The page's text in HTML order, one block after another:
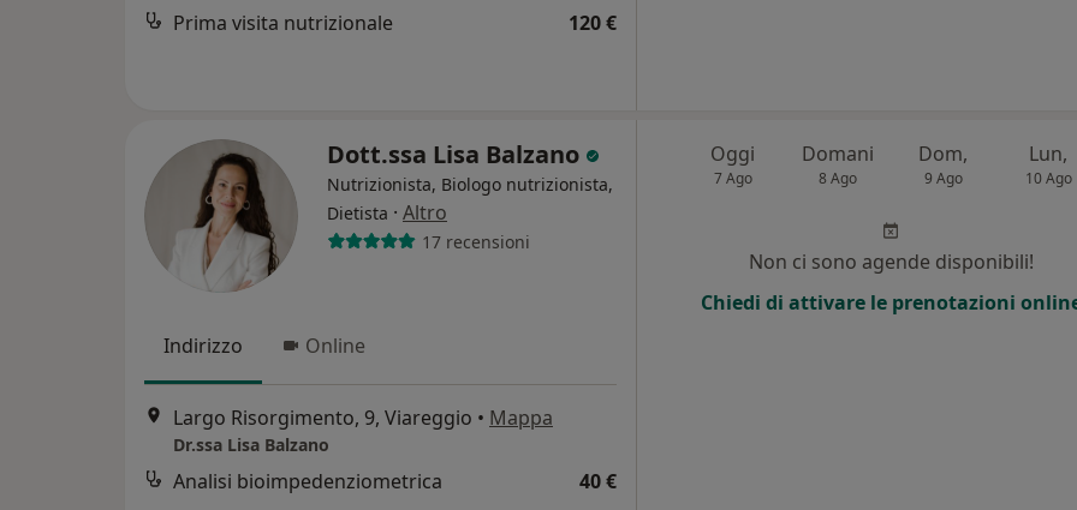
Prima visita nutrizionale 120 €
Dott.ssa Lisa Balzano
Nutrizionista, Biologo nutrizionista,
Dietista · Altro
17 recensioni
Indirizzo Online
Largo Risorgimento, 9, Viareggio • Mappa
Dr.ssa Lisa Balzano
Analisi bioimpedenziometrica 40 €
Oggi
7 Ago
Domani
8 Ago
Dom,
9 Ago
Lun,
10 Ago
Non ci sono agende disponibili!
Chiedi di attivare le prenotazioni